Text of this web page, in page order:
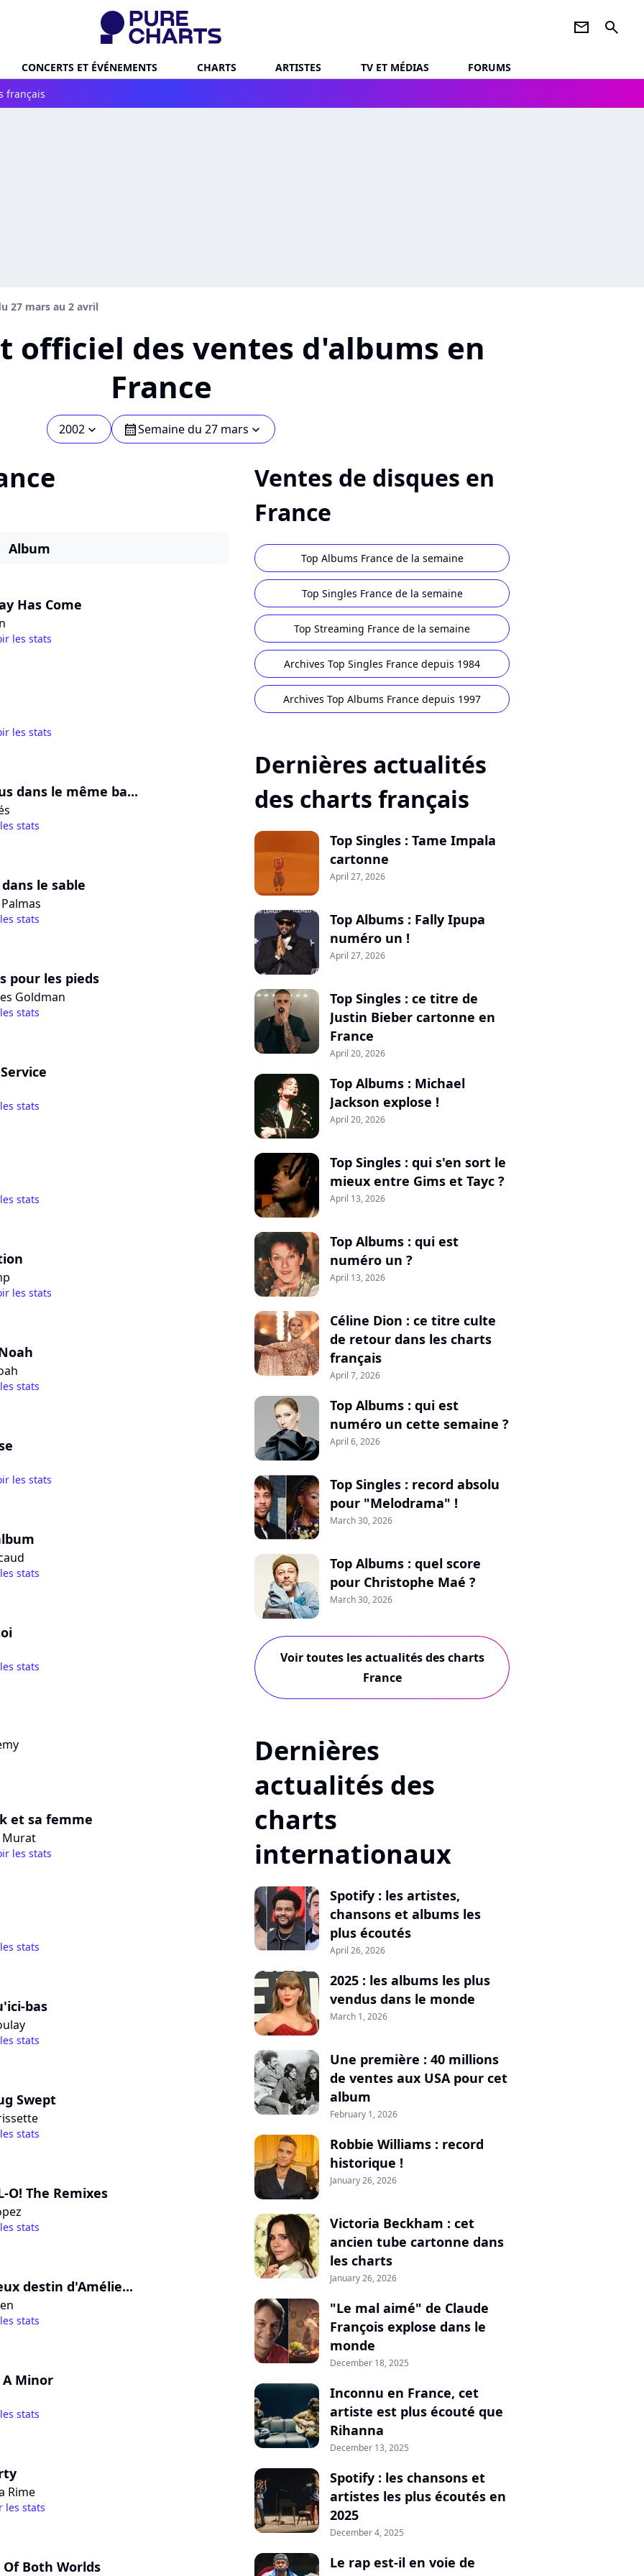
newsletter search
CONCERTS ET ÉVÉNEMENTS CHARTS ARTISTES TV ET MÉDIAS
FORUMS
français
27 mars au 2 avril
officiel des ventes d'albums en
France
2002 chevron_bot calendarSemaine du 27 mars chevron_bot
Album
Has Come
les stats
les stats
dans le même ba...
stats
le sable
stats
pour les pieds
Goldman
stats
stats
stats
les stats
stats
les stats
stats
stats
et sa femme
Murat
les stats
stats
bas
stats
Swept
stats
O! The Remixes
stats
destin d'Amélie...
stats
A Minor
stats
Rime
les stats
Of Both Worlds
Ventes de disques en
France
Top Albums France de la semaine
Top Singles France de la semaine
Top Streaming France de la semaine
Archives Top Singles France depuis 1984
Archives Top Albums France depuis 1997
Dernières actualités
des charts français
Top Singles : Tame Impala
cartonne
April 27, 2026
Top Albums : Fally Ipupa
numéro un !
April 27, 2026
Top Singles : ce titre de
Justin Bieber cartonne en
France
April 20, 2026
Top Albums : Michael
Jackson explose !
April 20, 2026
Top Singles : qui s'en sort le
mieux entre Gims et Tayc ?
April 13, 2026
Top Albums : qui est
numéro un ?
April 13, 2026
Céline Dion : ce titre culte
de retour dans les charts
français
April 7, 2026
Top Albums : qui est
numéro un cette semaine ?
April 6, 2026
Top Singles : record absolu
pour "Melodrama" !
March 30, 2026
Top Albums : quel score
pour Christophe Maé ?
March 30, 2026
Voir toutes les actualités des charts
France
Dernières
actualités des
charts
internationaux
Spotify : les artistes,
chansons et albums les
plus écoutés
April 26, 2026
2025 : les albums les plus
vendus dans le monde
March 1, 2026
Une première : 40 millions
de ventes aux USA pour cet
album
February 1, 2026
Robbie Williams : record
historique !
January 26, 2026
Victoria Beckham : cet
ancien tube cartonne dans
les charts
January 26, 2026
"Le mal aimé" de Claude
François explose dans le
monde
December 18, 2025
Inconnu en France, cet
artiste est plus écouté que
Rihanna
December 13, 2025
Spotify : les chansons et
artistes les plus écoutés en
2025
December 4, 2025
Le rap est-il en voie de